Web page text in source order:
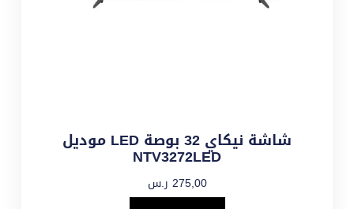
شاشة نيكاي 32 بوصة LED موديل
NTV3272LED
275,00 ر.س